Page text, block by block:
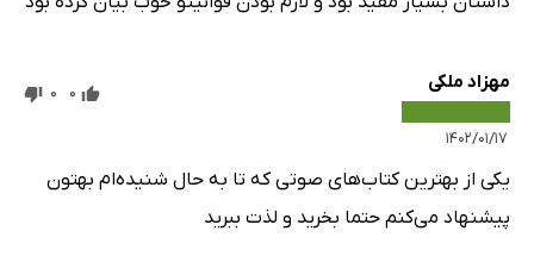
مهزاد ملکی
۱۴۰۲/۰۱/۱۷
0
0
یکی از بهترین کتاب‌های صوتی که تا به حال شنیده‌ام بهتون
پیشنهاد می‌کنم حتما بخرید و لذت ببرید